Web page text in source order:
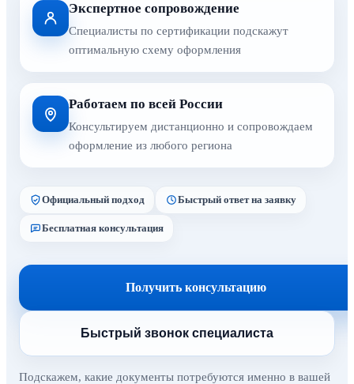
Экспертное сопровождение
Специалисты по сертификации подскажут
оптимальную схему оформления
Работаем по всей России
Консультируем дистанционно и сопровождаем
оформление из любого региона
Официальный подход Быстрый ответ на заявку
Бесплатная консультация
Получить консультацию
Быстрый звонок специалиста
Подскажем, какие документы потребуются именно в вашей